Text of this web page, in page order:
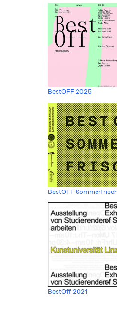
BestOFF 2025
BestOFF
BestOff 2021